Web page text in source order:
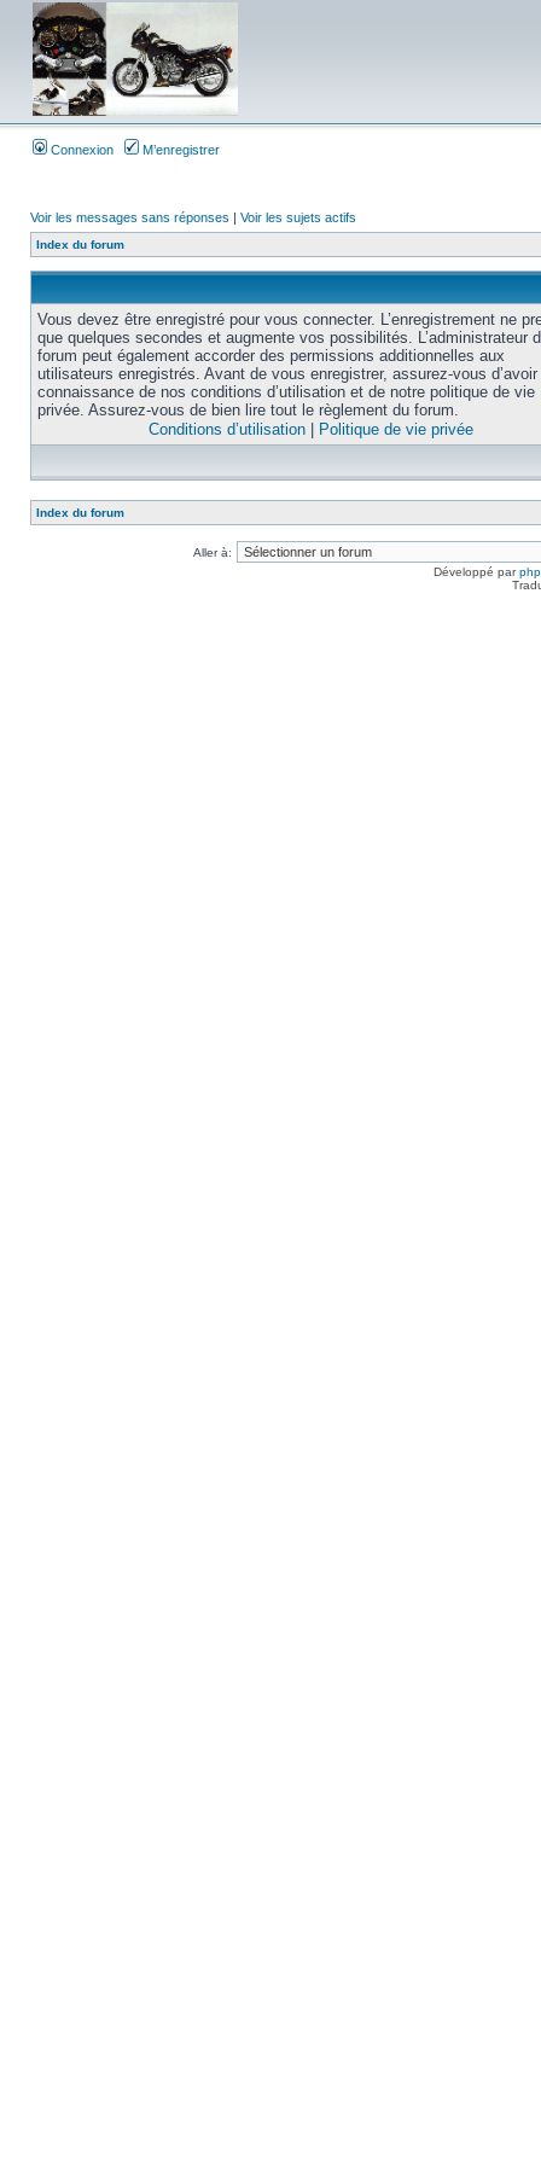
Connexion M’enregistrer
Voir les messages sans réponses | Voir les sujets actifs
Index du forum
Vous devez être enregistré pour vous connecter. L’enregistrement ne
que quelques secondes et augmente vos possibilités. L’administrateur
forum peut également accorder des permissions additionnelles aux
utilisateurs enregistrés. Avant de vous enregistrer, assurez-vous
connaissance de nos conditions d’utilisation et de notre politique de vie
privée. Assurez-vous de bien lire tout le règlement du forum.
Conditions d’utilisation
Politique de vie privée
Index du forum
Aller à:
Développé par